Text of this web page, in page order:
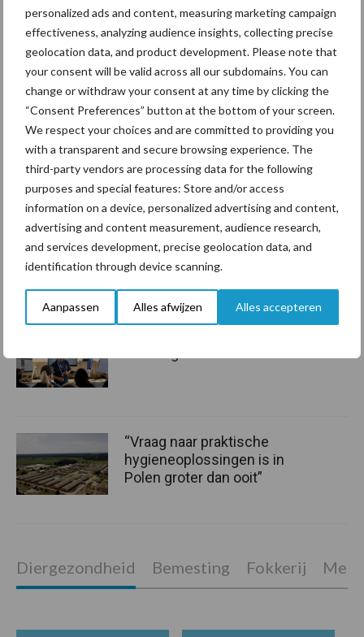
personalized ads and content, measuring marketing campaign
effectiveness, analyzing audience insights, collecting precise
geolocation data, and product development. Please note that
your consent will be valid across all our subdomains. You can
change or withdraw your consent at any time by clicking the
“Consent Preferences” button at the bottom of your screen.
We respect your choices and are committed to providing you
with a transparent and secure browsing experience. The
third-party vendors are processing data for the following
purposes and special features: Store and/or access
information on a device, personalized advertising and content,
advertising and content measurement, audience research,
and services development, precise geolocation data, and
identification through device scanning.
Aanpassen Alles afwijzen Alles accepteren
herkennen binnen een koppel. Afwijkingen tussen verse koeien
en de rest van de groep kunnen duiden op verschillen in
opstartkwaliteit. Ook signalen zoals verhoogde ketose-indicaties
of afwijkende vet-eiwitverhoudingen in melk kunnen inzicht
geven in de energiebalans.
Bron: Agrifirm
Aanbevolen voor jou!
ForFarmers ziet volume en
marktaandeel groeien in
krimpende Nederlandse
“Vraag naar praktische
hygieneoplossingen is in
Polen groter dan ooit”
Diergezondheid Bemesting Fokkerij